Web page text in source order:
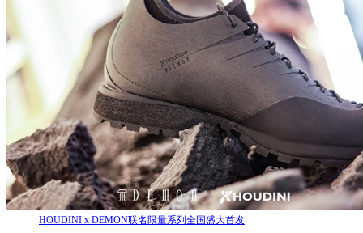
HOUDINI x DEMON联名限量系列全国盛大首发